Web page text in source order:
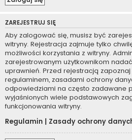
ZAREJESTRUJ SIĘ
Aby zalogować się, musisz być
witryny. Rejestracja zajmuje tylko
możliwości korzystania z witryny.
zarejestrowanym użytkownikom
uprawnień. Przed rejestracją zapoznaj
regulaminem, zasadami ochrony
odpowiedziami na często zadawane
wyjaśnionych wiele podstawowych
funkcjonowania witryny.
Regulamin | Zasady ochrony